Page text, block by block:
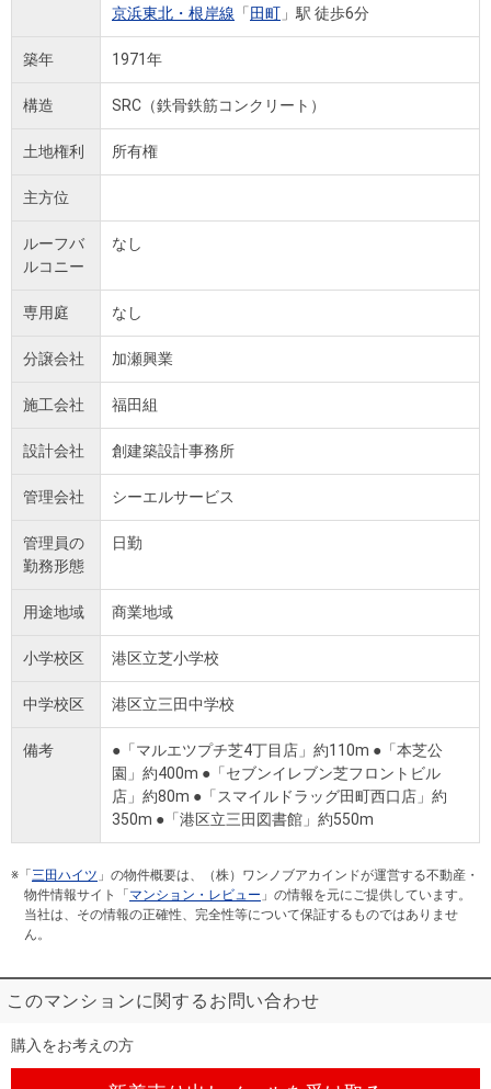
京浜東北・根岸線 「 田町 」駅 徒歩6分
築年 1971年
構造 SRC（鉄骨鉄筋コンクリート）
土地権利 所有権
主方位
ルーフバ
ルコニー
なし
専用庭 なし
分譲会社 加瀬興業
施工会社 福田組
設計会社 創建築設計事務所
管理会社 シーエルサービス
管理員の
勤務形態
日勤
用途地域 商業地域
小学校区 港区立芝小学校
中学校区 港区立三田中学校
備考
●「マルエツプチ芝4丁目店」約110m ●「本芝公
園」約400m ●「セブンイレブン芝フロントビル
店」約80m ●「スマイルドラッグ田町西口店」約
350m ●「港区立三田図書館」約550m
※「 三田ハイツ 」の物件概要は、（株）ワンノブアカインドが運営する不動産・
物件情報サイト「 マンション・レビュー 」の情報を元にご提供しています。
当社は、その情報の正確性、完全性等について保証するものではありませ
ん。
このマンションに関するお問い合わせ
購入をお考えの方